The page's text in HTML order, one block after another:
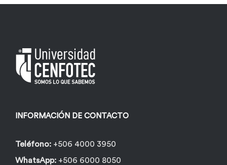
INFORMACIÓN DE CONTACTO
Teléfono: +506 4000 3950
WhatsApp: +506 6000 8050